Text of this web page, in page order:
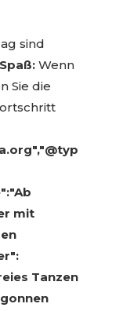
sind
Spaß:Wenn
Sie die
mit
Tanzen